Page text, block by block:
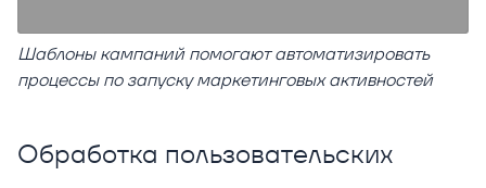
Шаблоны кампаний помогают автоматизировать
процессы по запуску маркетинговых активностей
Обработка пользовательских